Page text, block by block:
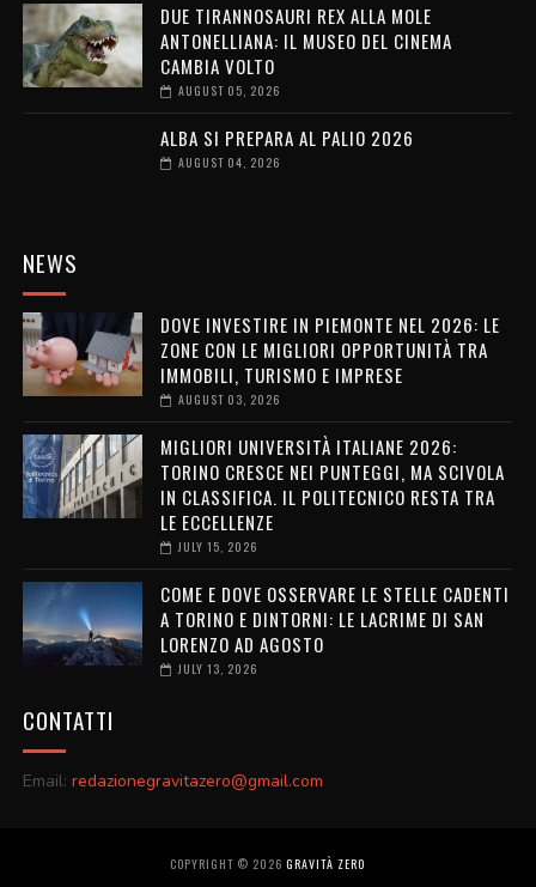
DUE TIRANNOSAURI REX ALLA MOLE
ANTONELLIANA: IL MUSEO DEL CINEMA
CAMBIA VOLTO
AUGUST 05, 2026
ALBA SI PREPARA AL PALIO 2026
AUGUST 04, 2026
NEWS
DOVE INVESTIRE IN PIEMONTE NEL 2026: LE
ZONE CON LE MIGLIORI OPPORTUNITÀ TRA
IMMOBILI, TURISMO E IMPRESE
AUGUST 03, 2026
MIGLIORI UNIVERSITÀ ITALIANE 2026:
TORINO CRESCE NEI PUNTEGGI, MA SCIVOLA
IN CLASSIFICA. IL POLITECNICO RESTA TRA
LE ECCELLENZE
JULY 15, 2026
COME E DOVE OSSERVARE LE STELLE CADENTI
A TORINO E DINTORNI: LE LACRIME DI SAN
LORENZO AD AGOSTO
JULY 13, 2026
CONTATTI
Email: redazionegravitazero@gmail.com
COPYRIGHT © 2026GRAVITÀ ZERO